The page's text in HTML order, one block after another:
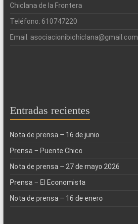
Chiclana de la Frontera
Teléfono: 610747220
Email: asociacionibichiclana@gmail.com
Entradas recientes
Nota de prensa – 16 de junio
Prensa – Puente Chico
Nota de prensa – 27 de mayo 2026
Prensa – El Economista
Nota de prensa – 16 de enero